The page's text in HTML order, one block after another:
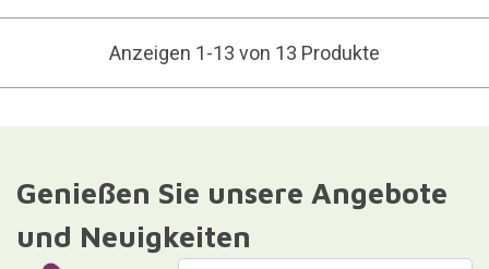
Anzeigen 1-13 von 13 Produkte
Genießen Sie unsere Angebote
und Neuigkeiten